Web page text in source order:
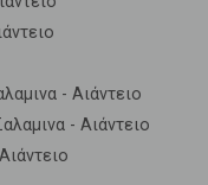
- Αιάντειο
- Αιάντειο